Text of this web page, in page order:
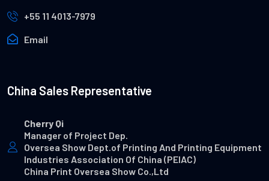
+55 11 4013-7979
Email
China Sales Representative
Cherry Qi
Manager of Project Dep.
Oversea Show Dept.of Printing And Printing Equipment
Industries Association Of China (PEIAC)
China Print Oversea Show Co.,Ltd